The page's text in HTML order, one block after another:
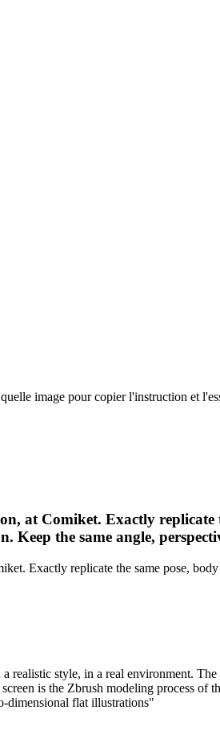
image pour copier l'instruction et
at Comiket. Exactly replicate
Keep the same angle,
Exactly replicate the same pose,
realistic style, in a real environment.
is the Zbrush modeling process
dimensional flat illustrations"